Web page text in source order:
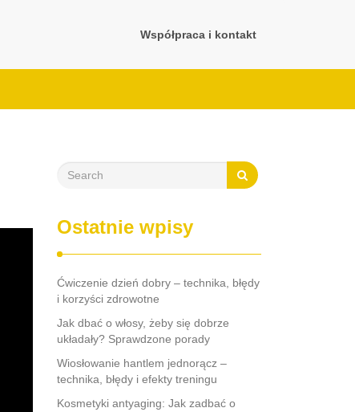
Współpraca i kontakt
Ostatnie wpisy
Ćwiczenie dzień dobry – technika, błędy
i korzyści zdrowotne
Jak dbać o włosy, żeby się dobrze
układały? Sprawdzone porady
Wiosłowanie hantlem jednorącz –
technika, błędy i efekty treningu
Kosmetyki antyaging: Jak zadbać o